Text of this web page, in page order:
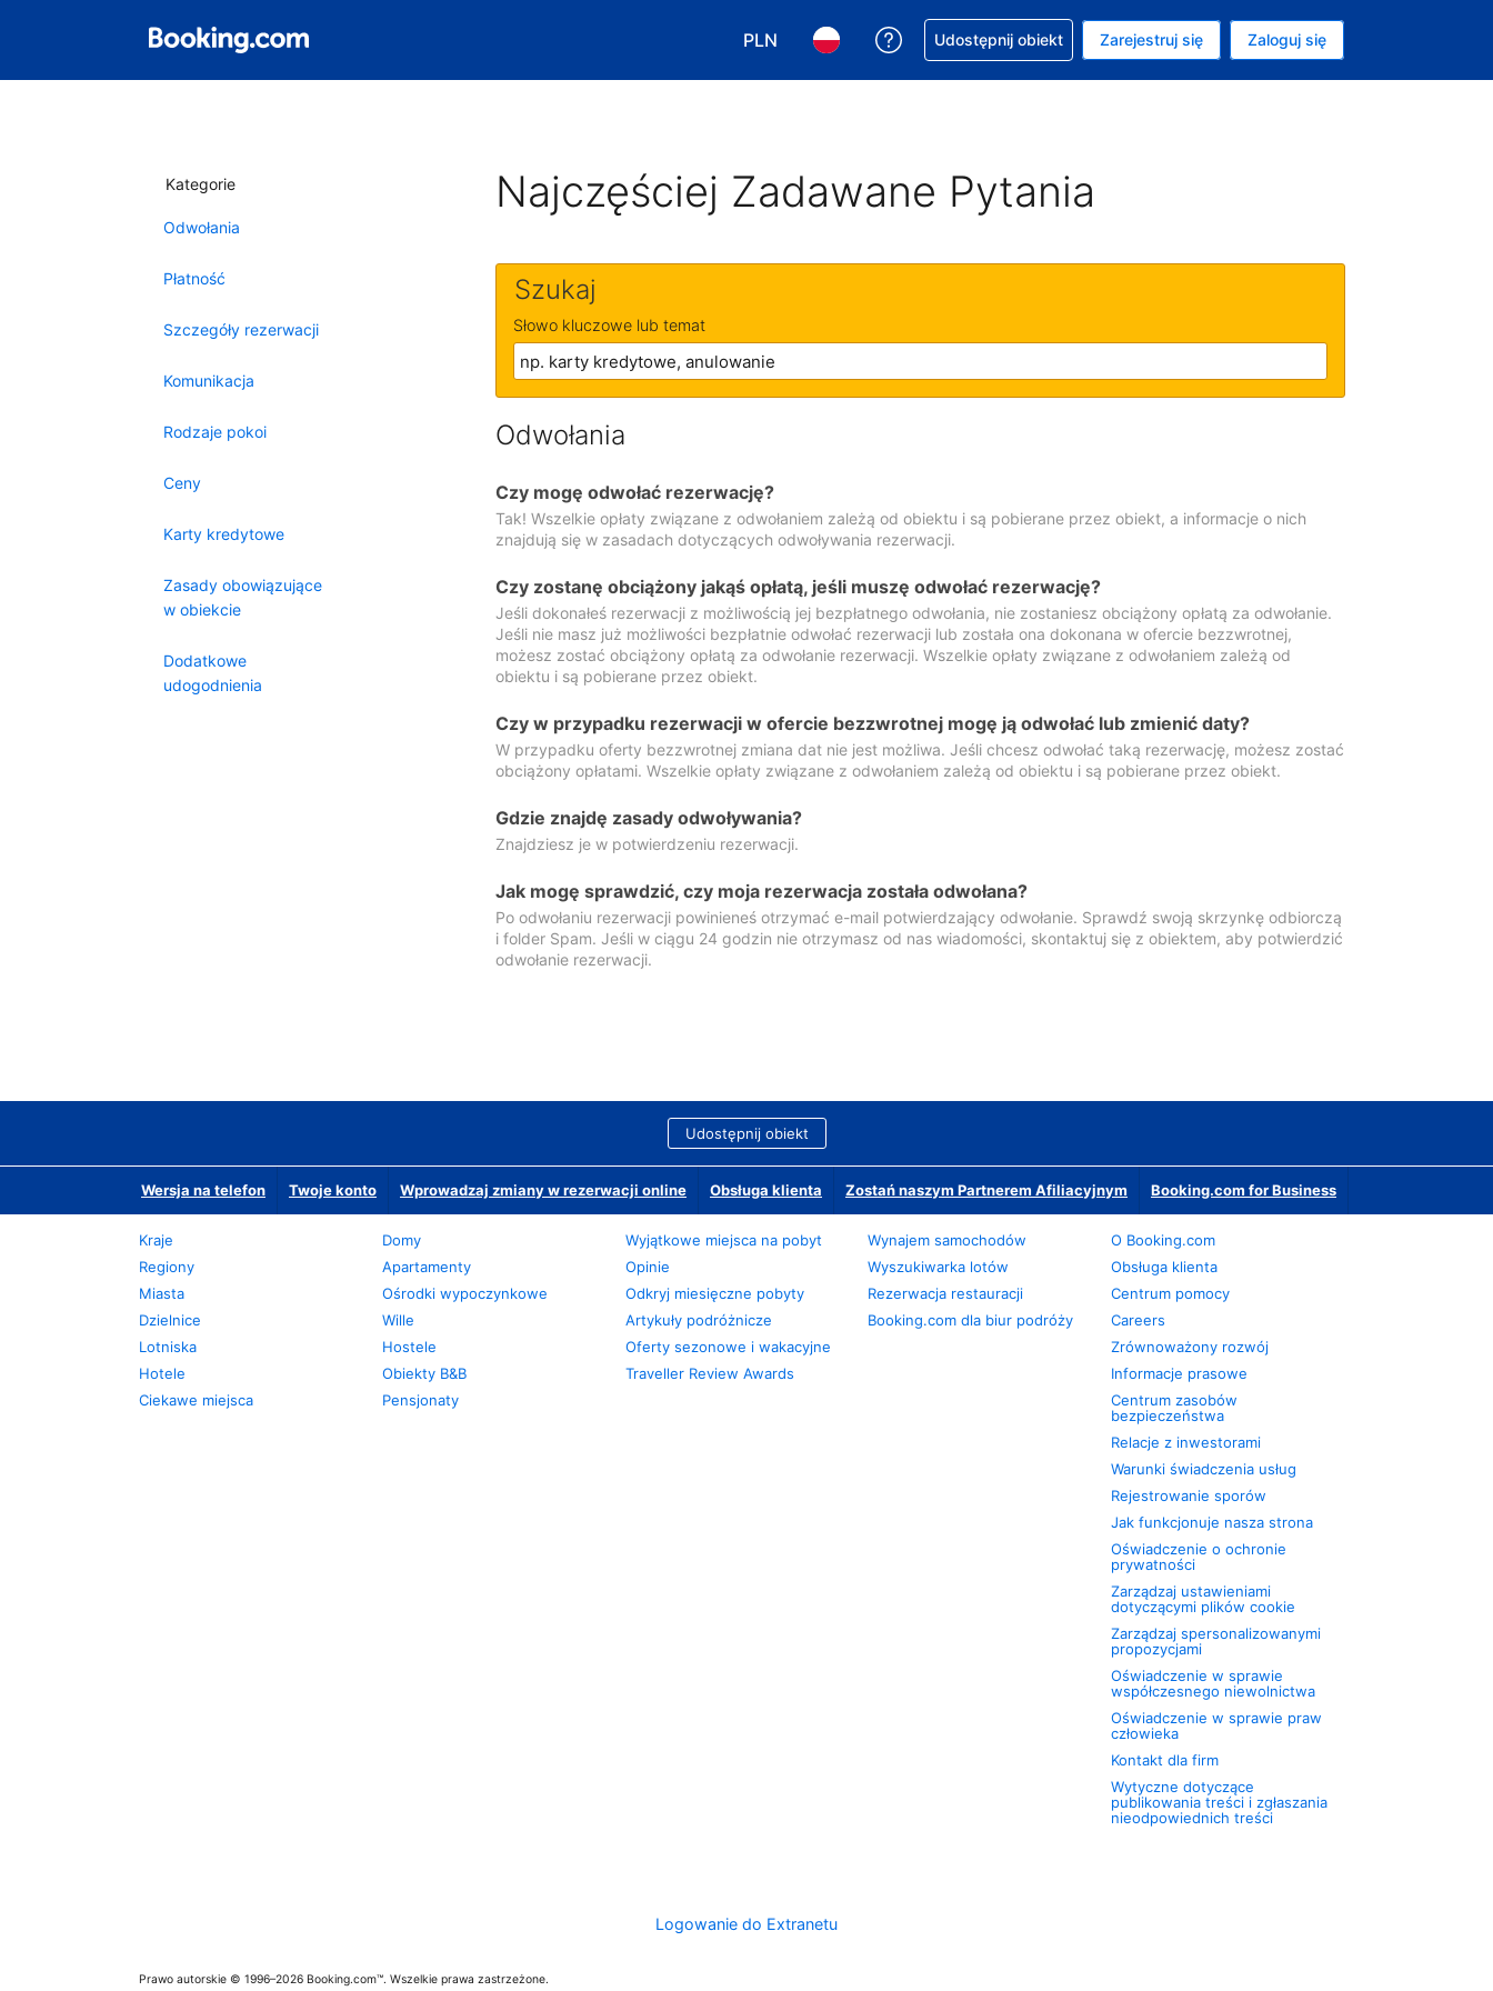
PLN
Wybierz walutę. Wybrana waluta to Złoty polski
Wybierz język. Wybrany język to Polski
Uzyskaj pomoc w sprawie rezerwacji
Udostępnij obiekt Zarejestruj się Zaloguj się
Kategorie
Odwołania
Płatność
Szczegóły rezerwacji
Komunikacja
Rodzaje pokoi
Ceny
Karty kredytowe
Zasady obowiązujące
w obiekcie
Dodatkowe
udogodnienia
Najczęściej Zadawane Pytania
Szukaj
Słowo kluczowe lub temat
Odwołania
Czy mogę odwołać rezerwację?
Tak! Wszelkie opłaty związane z odwołaniem zależą od obiektu i są pobierane przez obiekt, a informacje o nich
znajdują się w zasadach dotyczących odwoływania rezerwacji.
Czy zostanę obciążony jakąś opłatą, jeśli muszę odwołać rezerwację?
Jeśli dokonałeś rezerwacji z możliwością jej bezpłatnego odwołania, nie zostaniesz obciążony opłatą za odwołanie.
Jeśli nie masz już możliwości bezpłatnie odwołać rezerwacji lub została ona dokonana w ofercie bezzwrotnej,
możesz zostać obciążony opłatą za odwołanie rezerwacji. Wszelkie opłaty związane z odwołaniem zależą od
obiektu i są pobierane przez obiekt.
Czy w przypadku rezerwacji w ofercie bezzwrotnej mogę ją odwołać lub zmienić daty?
W przypadku oferty bezzwrotnej zmiana dat nie jest możliwa. Jeśli chcesz odwołać taką rezerwację, możesz zostać
obciążony opłatami. Wszelkie opłaty związane z odwołaniem zależą od obiektu i są pobierane przez obiekt.
Gdzie znajdę zasady odwoływania?
Znajdziesz je w potwierdzeniu rezerwacji.
Jak mogę sprawdzić, czy moja rezerwacja została odwołana?
Po odwołaniu rezerwacji powinieneś otrzymać e-mail potwierdzający odwołanie. Sprawdź swoją skrzynkę odbiorczą
i folder Spam. Jeśli w ciągu 24 godzin nie otrzymasz od nas wiadomości, skontaktuj się z obiektem, aby potwierdzić
odwołanie rezerwacji.
Udostępnij obiekt
Wersja na telefon Twoje konto Wprowadzaj zmiany w rezerwacji online Obsługa klienta Zostań naszym Partnerem Afiliacyjnym Booking.com for Business
Kraje
Regiony
Miasta
Dzielnice
Lotniska
Hotele
Ciekawe miejsca
Domy
Apartamenty
Ośrodki wypoczynkowe
Wille
Hostele
Obiekty B&B
Pensjonaty
Wyjątkowe miejsca na pobyt
Opinie
Odkryj miesięczne pobyty
Artykuły podróżnicze
Oferty sezonowe i wakacyjne
Traveller Review Awards
Wynajem samochodów
Wyszukiwarka lotów
Rezerwacja restauracji
Booking.com dla biur podróży
O Booking.com
Obsługa klienta
Centrum pomocy
Careers
Zrównoważony rozwój
Informacje prasowe
Centrum zasobów
bezpieczeństwa
Relacje z inwestorami
Warunki świadczenia usług
Rejestrowanie sporów
Jak funkcjonuje nasza strona
Oświadczenie o ochronie
prywatności
Zarządzaj ustawieniami
dotyczącymi plików cookie
Zarządzaj spersonalizowanymi
propozycjami
Oświadczenie w sprawie
współczesnego niewolnictwa
Oświadczenie w sprawie praw
człowieka
Kontakt dla firm
Wytyczne dotyczące
publikowania treści i zgłaszania
nieodpowiednich treści
Logowanie do Extranetu
Prawo autorskie © 1996–2026 Booking.com™. Wszelkie prawa zastrzeżone.